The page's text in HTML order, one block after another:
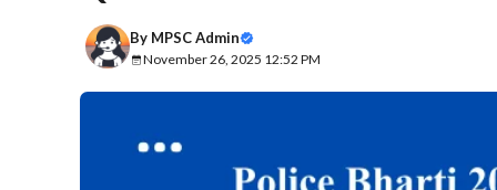
By MPSC Admin
November 26, 2025 12:52 PM